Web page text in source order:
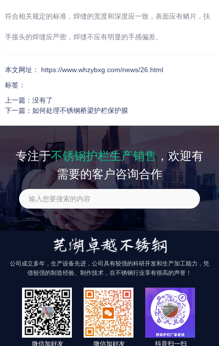
符合相关规定的标准，焊缝的宽度和深度应一致，表面应有鳞片，扶
手接头的焊缝应严密，焊缝不应有明显的手感偏差。
本文网址： https://www.whzybxg.com/news/26.html
标签：
上一篇： 没有了
下一篇： 如何处理不锈钢桥梁护栏保护膜
找不到任何内容
专注于不锈钢护栏生产销售，欢迎有
需要的客户咨询合作
公司成立多年，生产设备先进，公司具有较强的科研开发和生产加工能力，凭
借较强的制造经验、制作技术，在不锈钢行业享有很高的声誉！
微信加好友 微信加好友 抖音扫一扫